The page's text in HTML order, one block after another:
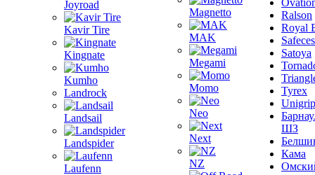
Joyroad
Kavir Tire
Kingnate
Kumho
Landrock
Landsail
Landspider
Laufenn
Magnetto
MAK
Megami
Momo
Neo
Next
NZ
Ralson
Royal
Satoya
Tyrex
Unigrip
ШЗ
Кама